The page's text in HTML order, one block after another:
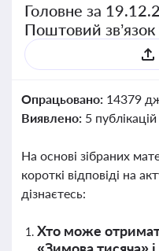
Головне за
Поштовий
Опрацьовано: 14379
Виявлено: 5
На основі зібраних
короткі відповіді на
дізнаєтесь:
Хто може